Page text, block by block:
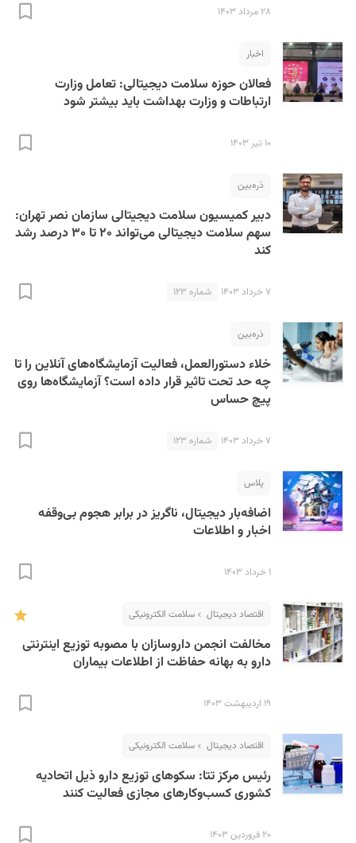
۲۸ مرداد ۱۴۰۳
اخبار
فعالان حوزه سلامت دیجیتالی: تعامل وزارت
ارتباطات و وزارت بهداشت باید بیشتر شود
۱۰ تیر ۱۴۰۳
ذره‌بین
دبیر کمیسیون سلامت دیجیتالی سازمان نصر تهران:
سهم سلامت دیجیتالی می‌تواند ۲۰ تا ۳۰ درصد رشد
کند
۷ خرداد ۱۴۰۳ شماره ۱۲۳
ذره‌بین
خلاء دستورالعمل،‌ فعالیت آزمایشگاه‌های آنلاین را تا
چه حد تحت تاثیر قرار داده است؟ آزمایشگاه‌‌ها روی
پیچ حساس
۷ خرداد ۱۴۰۳ شماره ۱۲۳
پلاس
اضافه‌بار دیجیتال، ناگریز در برابر هجوم بی‌وقفه
اخبار و اطلاعات
۱ خرداد ۱۴۰۳
اقتصاد دیجیتال سلامت الکترونیکی
مخالفت انجمن داروسازان با مصوبه توزیع اینترنتی
دارو به بهانه حفاظت از اطلاعات بیماران
۱۹ اردیبهشت ۱۴۰۳
اقتصاد دیجیتال سلامت الکترونیکی
رئیس مرکز تتا: سکوهای توزیع دارو ذیل اتحادیه
کشوری کسب‌وکارهای مجازی فعالیت کنند
۲۰ فروردین ۱۴۰۳